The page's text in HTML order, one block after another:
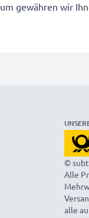
gewähren wir
©
Alle
alle